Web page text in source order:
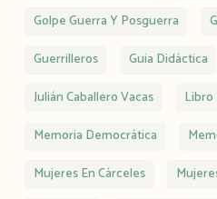
Golpe Guerra Y Posguerra
Guerrilleros
Guia Didáctica
Julián Caballero Vacas
Libro
Memoria Democrática
Mujeres En Cárceles